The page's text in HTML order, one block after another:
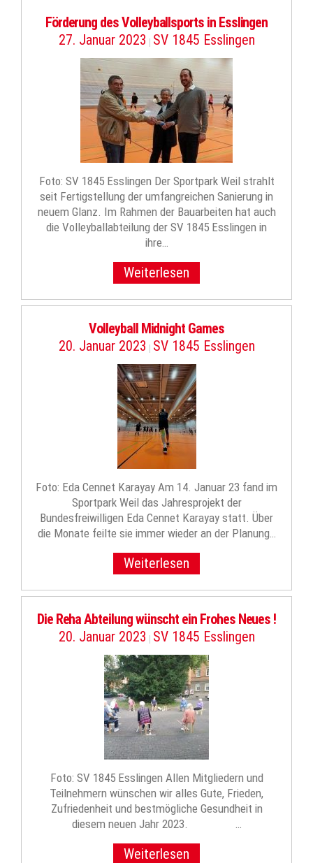
Förderung des Volleyballsports in Esslingen
27. Januar 2023 | SV 1845 Esslingen
Foto: SV 1845 Esslingen Der Sportpark Weil strahlt
seit Fertigstellung der umfangreichen Sanierung in
neuem Glanz. Im Rahmen der Bauarbeiten hat auch
die Volleyballabteilung der SV 1845 Esslingen in
ihre…
Weiterlesen
Volleyball Midnight Games
20. Januar 2023 | SV 1845 Esslingen
Foto: Eda Cennet Karayay Am 14. Januar 23 fand im
Sportpark Weil das Jahresprojekt der
Bundesfreiwilligen Eda Cennet Karayay statt. Über
die Monate feilte sie immer wieder an der Planung…
Weiterlesen
Die Reha Abteilung wünscht ein Frohes Neues !
20. Januar 2023 | SV 1845 Esslingen
Foto: SV 1845 Esslingen Allen Mitgliedern und
Teilnehmern wünschen wir alles Gute, Frieden,
Zufriedenheit und bestmögliche Gesundheit in
diesem neuen Jahr 2023. …
Weiterlesen